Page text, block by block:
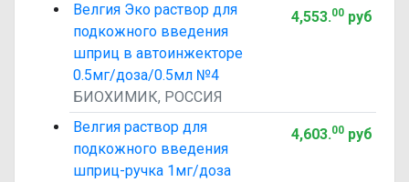
Велгия Эко раствор для
подкожного введения
шприц в автоинжекторе
0.5мг/доза/0.5мл №4
БИОХИМИК, РОССИЯ
4,553.00руб
Велгия раствор для
подкожного введения
шприц-ручка 1мг/доза
4,603.00руб